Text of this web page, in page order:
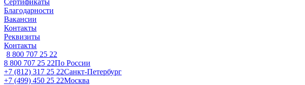
Сертификаты
Благодарности
Вакансии
Контакты
Реквизиты
Контакты
8 800 707 25 22
8 800 707 25 22По России
+7 (812) 317 25 22Санкт-Петербург
+7 (499) 450 25 22Москва